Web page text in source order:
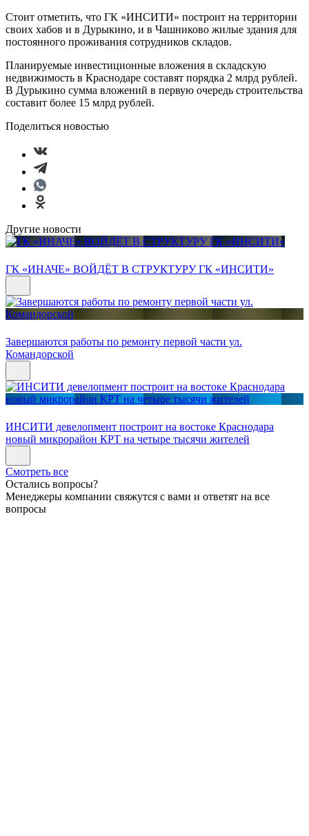
Стоит отметить, что ГК «ИНСИТИ» построит на территории
своих хабов и в Дурыкино, и в Чашниково жилые здания для
постоянного проживания сотрудников складов.
Планируемые инвестиционные вложения в складскую
недвижимость в Краснодаре составят порядка 2 млрд рублей.
В Дурыкино сумма вложений в первую очередь строительства
составит более 15 млрд рублей.
Поделиться новостью
Другие новости
ГК «ИНАЧЕ» ВОЙДЁТ В СТРУКТУРУ ГК «ИНСИТИ»
Завершаются работы по ремонту первой части ул.
Командорской
ИНСИТИ девелопмент построит на востоке Краснодара
новый микрорайон КРТ на четыре тысячи жителей
Смотреть все
Остались вопросы?
Менеджеры компании свяжутся с вами и ответят на все
вопросы